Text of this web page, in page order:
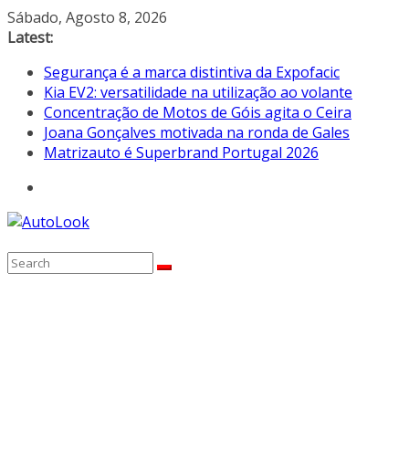
Skip
to
Sábado, Agosto 8, 2026
Latest:
Segurança é a marca distintiva da Expofacic
Kia EV2: versatilidade na utilização ao volante
Concentração de Motos de Góis agita o Ceira
Joana Gonçalves motivada na ronda de Gales
Matrizauto é Superbrand Portugal 2026